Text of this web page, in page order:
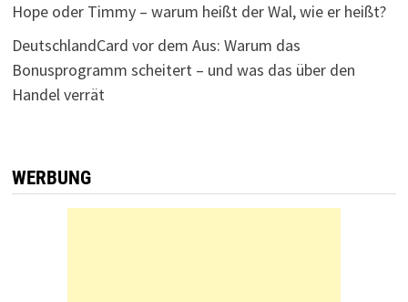
Hope oder Timmy – warum heißt der Wal, wie er heißt?
DeutschlandCard vor dem Aus: Warum das
Bonusprogramm scheitert – und was das über den
Handel verrät
WERBUNG